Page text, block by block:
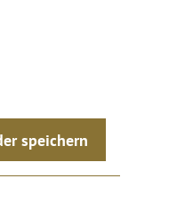
speichern